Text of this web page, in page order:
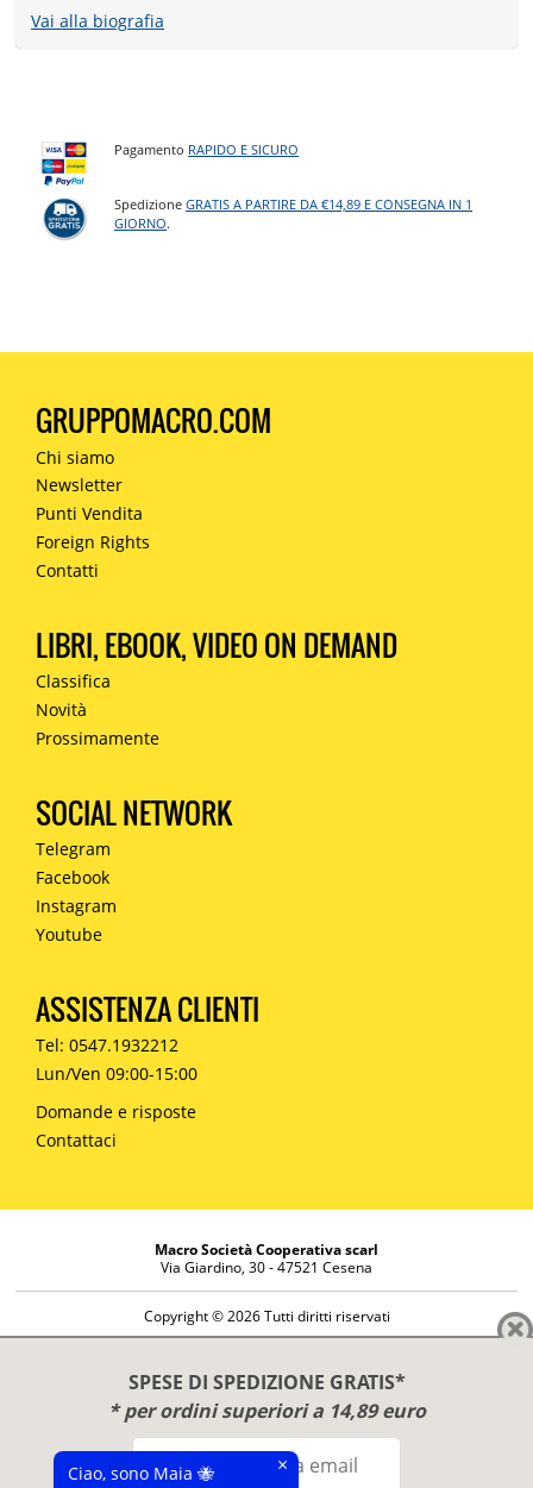
SPESE DI SPEDIZIONE GRATIS*
* per ordini superiori a 14,89 euro
Vai alla biografia
Pagamento RAPIDO E SICURO
SpedizioneGRATIS A PARTIRE DA €14,89 E CONSEGNA IN 1
GIORNO.
GRUPPOMACRO.COM
Chi siamo
Newsletter
Punti Vendita
Foreign Rights
Contatti
LIBRI, EBOOK, VIDEO ON DEMAND
Classifica
Novità
Prossimamente
SOCIAL NETWORK
Telegram
Facebook
Instagram
Youtube
ASSISTENZA CLIENTI
Tel: 0547.1932212
Lun/Ven 09:00-15:00
Domande e risposte
Contattaci
Macro Società Cooperativa scarl
Via Giardino, 30 - 47521 Cesena
Copyright © 2026 Tutti diritti riservati
Diritto di reso
Disclaimer
Privacy Policy
Ciao, sono Maia 🐝 ×